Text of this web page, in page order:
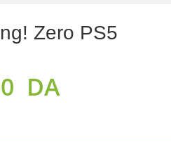
Zero PS5
DA